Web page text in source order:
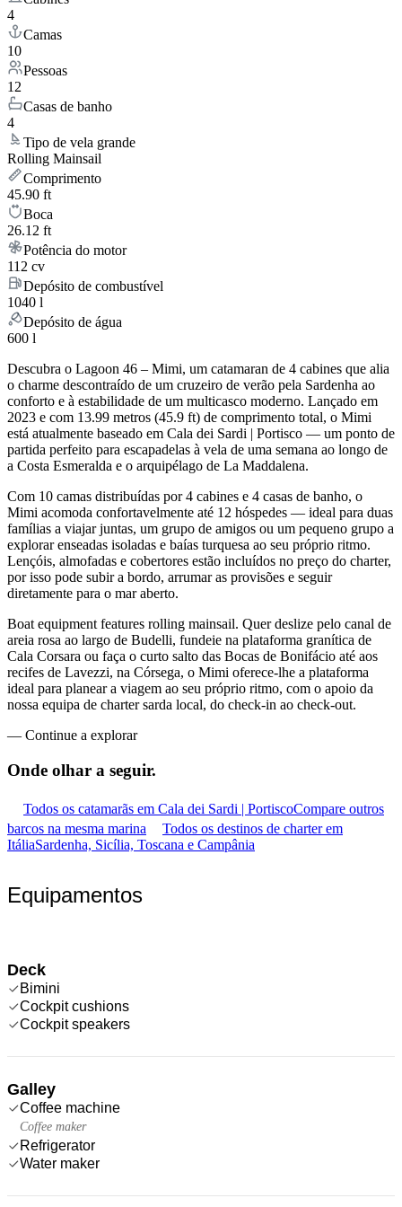
4
Camas
10
Pessoas
12
Casas de banho
4
Tipo de vela grande
Rolling Mainsail
Comprimento
45.90 ft
Boca
26.12 ft
Potência do motor
112 cv
Depósito de combustível
1040 l
Depósito de água
600 l
Descubra o Lagoon 46 – Mimi, um catamaran de 4 cabines que alia
o charme descontraído de um cruzeiro de verão pela Sardenha ao
conforto e à estabilidade de um multicasco moderno. Lançado em
2023 e com 13.99 metros (45.9 ft) de comprimento total, o Mimi
está atualmente baseado em Cala dei Sardi | Portisco — um ponto de
partida perfeito para escapadelas à vela de uma semana ao longo de
a Costa Esmeralda e o arquipélago de La Maddalena.
Com 10 camas distribuídas por 4 cabines e 4 casas de banho, o
Mimi acomoda confortavelmente até 12 hóspedes — ideal para duas
famílias a viajar juntas, um grupo de amigos ou um pequeno grupo a
explorar enseadas isoladas e baías turquesa ao seu próprio ritmo.
Lençóis, almofadas e cobertores estão incluídos no preço do charter,
por isso pode subir a bordo, arrumar as provisões e seguir
diretamente para o mar aberto.
Boat equipment features rolling mainsail. Quer deslize pelo canal de
areia rosa ao largo de Budelli, fundeie na plataforma granítica de
Cala Corsara ou faça o curto salto das Bocas de Bonifácio até aos
recifes de Lavezzi, na Córsega, o Mimi oferece-lhe a plataforma
ideal para planear a viagem ao seu próprio ritmo, com o apoio da
nossa equipa de charter sarda local, do check-in ao check-out.
— Continue a explorar
Onde olhar a seguir.
Todos os catamarãs em Cala dei Sardi | PortiscoCompare outros
barcos na mesma marina
Todos os destinos de charter em
ItáliaSardenha, Sicília, Toscana e Campânia
Equipamentos
Deck
Bimini
Cockpit cushions
Cockpit speakers
Galley
Coffee machine
Coffee maker
Refrigerator
Water maker